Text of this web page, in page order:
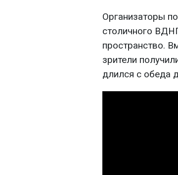
Организаторы
столичного
пространство.
зрители
длился с обеда